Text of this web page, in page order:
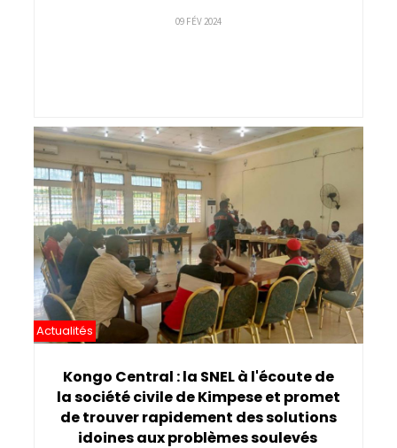
09 FÉV 2024
Actualités
Kongo Central : la SNEL à l'écoute de
la société civile de Kimpese et promet
de trouver rapidement des solutions
idoines aux problèmes soulevés